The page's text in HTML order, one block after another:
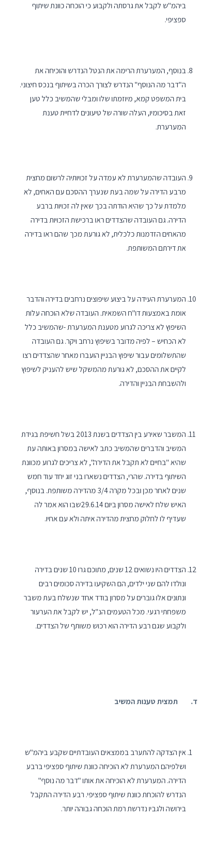
ביהמ"ש לקבל את גרסתה ולקבוע כי הוכחה כוונת שיתוף
ספציפי.
בנוסף, המערערת הרימה את הנטל הנדרש והוכיחה את
ה"דבר מה הנוסף" הנדרש לצורך הכרה בשיתוף בנכס חיצוני.
בית המשפט קמא, מיוזמתו שלו ומבלי שהמשיב כלל טען
זאת בסיכומיו, העלה שורה של טיעונים לדחיית טענת
המערערת.
העובדה שהמערערת לא עמדה על זכויותיה לרשום מחצית
מרבע הדירה על שמה בעת שנערך ההסכם עם האחים, לא
מלמדת על כך שהיא הודתה בכך שאין לה זכויות ברבע
הדירה. גם העובדה שהצדדים ראו ברכישת הזכויות בדירה
מהאחים הזדמנות כלכלית, לא גורעת מכך שהם ראו בדירה
את דירתם המשותפת.
המערערת העידה על ביצוע שיפוצים נרחבים בדירה והדבר
אומת באמצעות דו"ח השמאית. העובדה שלא הוכחה עלות
השיפוץ לא צריכה לגרוע מטענת המערערת -שהמשיב כלל
לא הכחיש – לפיה מדובר בשיפוץ נרחב ויקר. גם העובדה
שהתשלומים עבור שיפוץ הבניין הועברו מאחר שהצדדים רצו
לקיים את ההסכם, לא גורעת מהמשקל שיש להעניק לשיפוץ
ולהשבחת הבניין והדירה.
המשבר שאירע בין הצדדים בשנת 2013 בשל חשיפת בגידת
המשיב והדברים שהמשיב כתב לאישה במסרון באותה עת
שהיא "בחיים לא תקבל את הדירה", לא צריכים לגרוע מכוונת
השיתוף בדירה. שהרי, הצדדים נשארו בני זוג יחד עוד חמש
שנים לאחר מכן ובכל מקרה 3/4 מהדירה משותפת. בנוסף,
האיש שלח לאישה מסרון ביום 29.6.14שבו הוא אמר לה
שעדיף לו לחלוק מחצית מהדירה איתה ולא עם אחיו.
הצדדים היו נשואים 12 שנים, מתוכם גרו 10 שנים בדירה
ונולדו להם שני ילדים, הם השקיעו בדירה סכומים רבים
ונתונים אלו גוברים על מסרון בודד אחד שנשלח בעת משבר
משפחתי רגעי. מכל הטעמים הנ"ל, יש לקבל את הערעור
ולקבוע שגם רבע הדירה הוא רכוש משותף של הצדדים.
ד. תמצית טענות המשיב
אין הצדקה להתערב בממצאים העובדתיים שקבע ביהמ"ש
ושלפיהם המערערת לא הוכיחה כוונת שיתוף ספציפי ברבע
הדירה. המערערת לא הוכיחה את אותו "דבר מה נוסף"
הנדרש להוכחת כוונת שיתוף ספציפי. רבע הדירה התקבל
בירושה ולגביו נדרשת רמת הוכחה גבוהה יותר.